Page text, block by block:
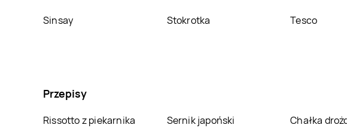
Sinsay Stokrotka Tesco
Przepisy
Rissotto z piekarnika Sernik japoński Chałka